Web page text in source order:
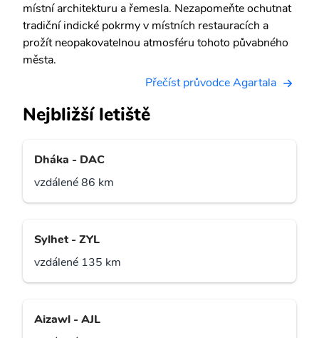
místní architekturu a řemesla. Nezapomeňte ochutnat
tradiční indické pokrmy v místních restauracích a
prožít neopakovatelnou atmosféru tohoto půvabného
města.
Přečíst průvodce Agartala
Nejbližší letiště
Dháka - DAC
vzdálené 86 km
Sylhet - ZYL
vzdálené 135 km
Aizawl - AJL